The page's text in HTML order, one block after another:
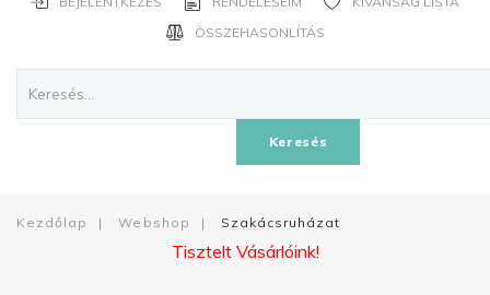
ÖSSZEHASONLÍTÁS
Keresés
Kezdőlap | Webshop | Szakácsruházat
Tisztelt Vásárlóink!
FIÓK
Google